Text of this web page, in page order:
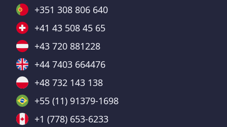
+351 308 806 640
+41 43 508 45 65
+43 720 881228
+44 7403 664476
+48 732 143 138
+55 (11) 91379-1698
+1 (778) 653-6233